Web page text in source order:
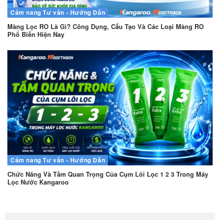
Cẩm nang Tư vấn - Hướng Dẫn
Màng Lọc RO Là Gì? Công Dụng, Cấu Tạo Và Các Loại Màng RO
Phổ Biến Hiện Nay
Cẩm nang Tư vấn - Hướng Dẫn
Chức Năng Và Tầm Quan Trọng Của Cụm Lõi Lọc 1 2 3 Trong Máy
Lọc Nước Kangaroo